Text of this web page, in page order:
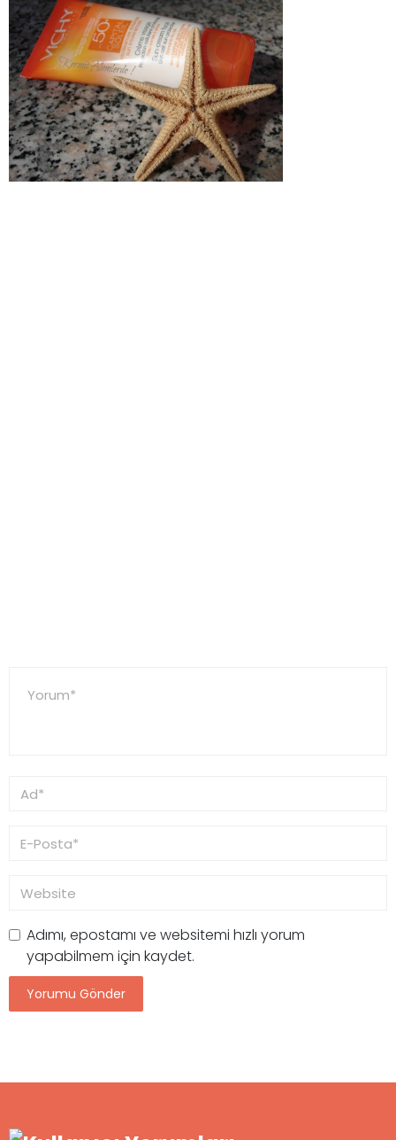
Adımı, epostamı ve websitemi hızlı yorum
yapabilmem için kaydet.